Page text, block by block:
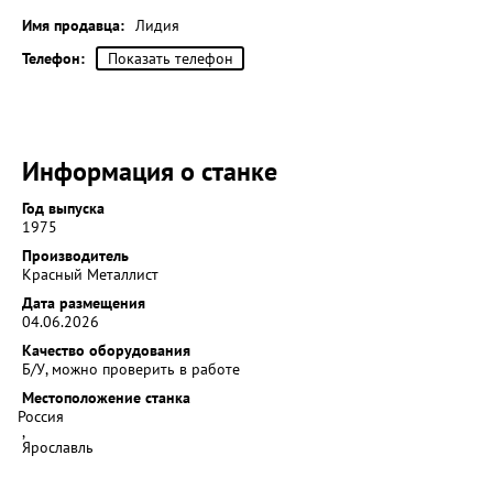
Имя продавца: Лидия
Телефон:
Показать телефон
Информация о станке
Год выпуска
1975
Производитель
Красный Металлист
Дата размещения
04.06.2026
Качество оборудования
Б/У, можно проверить в работе
Местоположение станка
Россия
,
Ярославль